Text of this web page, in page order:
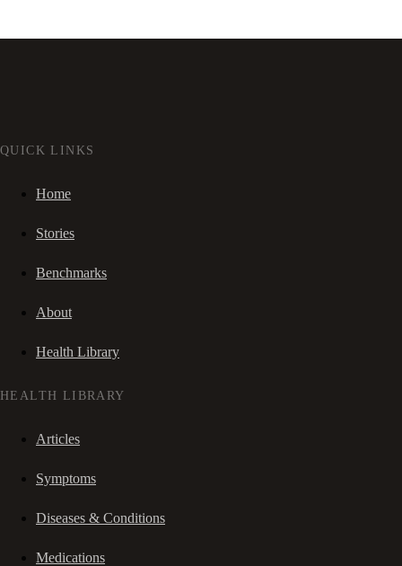
QUICK LINKS
Home
Stories
Benchmarks
About
Health Library
HEALTH LIBRARY
Articles
Symptoms
Diseases & Conditions
Medications